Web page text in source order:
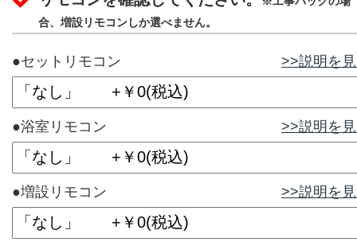
合、増設リモコンしか選べません。
●セットリモコン >>説明を
●浴室リモコン >>説明を
●増設リモコン >>説明を